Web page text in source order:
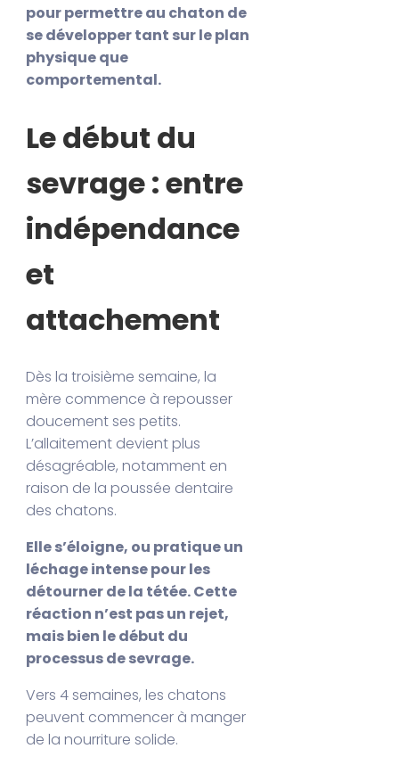
pour permettre au chaton de
se développer tant sur le plan
physique que
comportemental.
Le début du
sevrage : entre
indépendance
et
attachement
Dès la troisième semaine, la
mère commence à repousser
doucement ses petits.
L’allaitement devient plus
désagréable, notamment en
raison de la poussée dentaire
des chatons.
Elle s’éloigne, ou pratique un
léchage intense pour les
détourner de la tétée. Cette
réaction n’est pas un rejet,
mais bien le début du
processus de sevrage.
Vers 4 semaines, les chatons
peuvent commencer à manger
de la nourriture solide.